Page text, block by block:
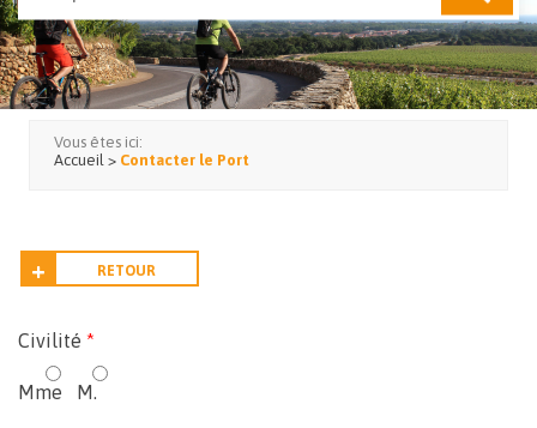
Vous êtes ici:
Accueil > Contacter le Port
RETOUR
Civilité *
Mme M.